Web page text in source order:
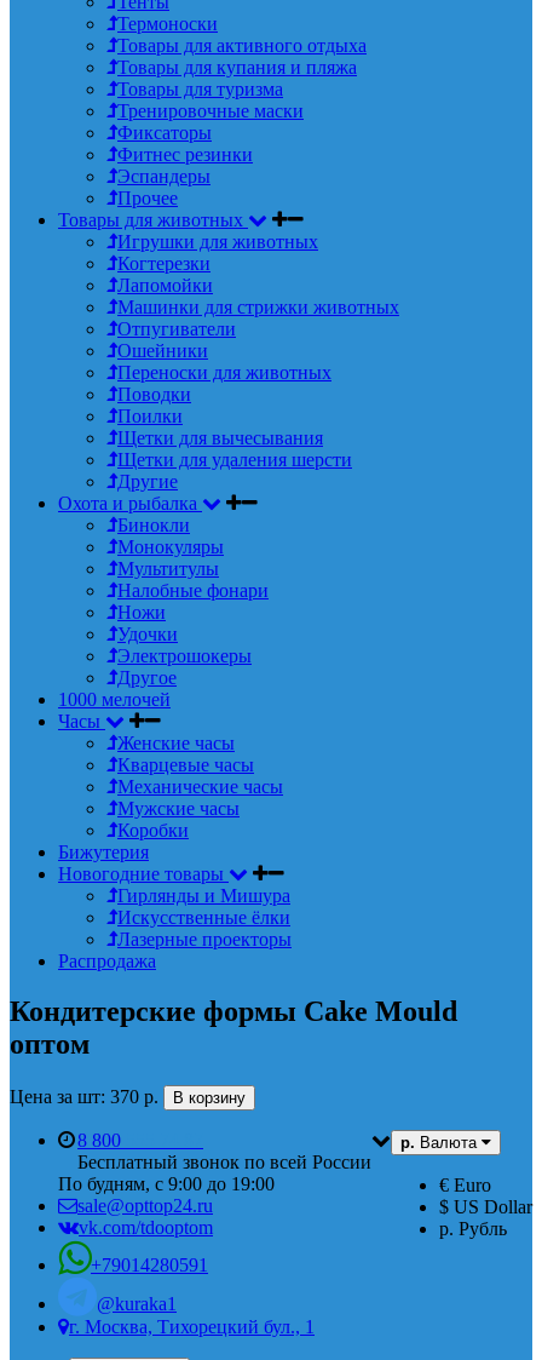
Термоноски
Товары для активного отдыха
Товары для купания и пляжа
Товары для туризма
Тренировочные маски
Фиксаторы
Фитнес резинки
Эспандеры
Прочее
Товары для животных
Игрушки для животных
Когтерезки
Лапомойки
Машинки для стрижки животных
Отпугиватели
Ошейники
Переноски для животных
Поводки
Поилки
Щетки для вычесывания
Щетки для удаления шерсти
Другие
Охота и рыбалка
Бинокли
Монокуляры
Мультитулы
Налобные фонари
Ножи
Удочки
Электрошокеры
Другое
1000 мелочей
Часы
Женские часы
Кварцевые часы
Механические часы
Мужские часы
Коробки
Бижутерия
Новогодние товары
Гирлянды и Мишура
Искусственные ёлки
Лазерные проекторы
Распродажа
Кондитерские формы Cake Mould
оптом
Цена за шт: 370 р. В корзину
р. Валюта
€ Euro
$ US Dollar
р. Рубль
8 800
Бесплатный звонок по всей России
По будням, с 9:00 до 19:00
sale@opttop24.ru
vk.com/tdooptom
+79014280591
@kuraka1
г. Москва, Тихорецкий бул., 1